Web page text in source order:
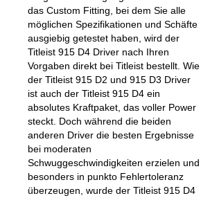
das Custom Fitting, bei dem Sie alle
möglichen Spezifikationen und Schäfte
ausgiebig getestet haben, wird der
Titleist 915 D4 Driver nach Ihren
Vorgaben direkt bei Titleist bestellt. Wie
der Titleist 915 D2 und 915 D3 Driver
ist auch der Titleist 915 D4 ein
absolutes Kraftpaket, das voller Power
steckt. Doch während die beiden
anderen Driver die besten Ergebnisse
bei moderaten
Schwuggeschwindigkeiten erzielen und
besonders in punkto Fehlertoleranz
überzeugen, wurde der Titleist 915 D4